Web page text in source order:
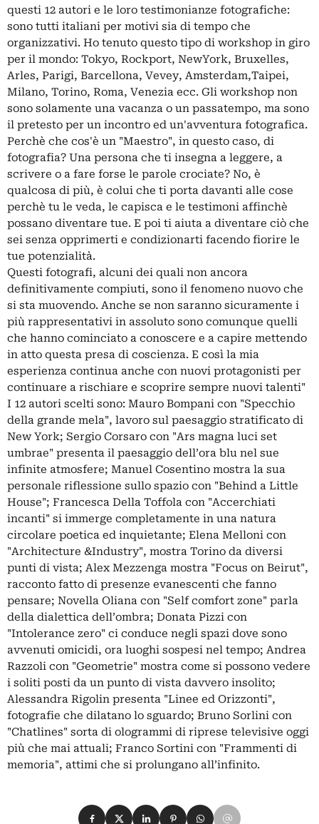
questi 12 autori e le loro testimonianze fotografiche:
sono tutti italiani per motivi sia di tempo che
organizzativi. Ho tenuto questo tipo di workshop in giro
per il mondo: Tokyo, Rockport, NewYork, Bruxelles,
Arles, Parigi, Barcellona, Vevey, Amsterdam,Taipei,
Milano, Torino, Roma, Venezia ecc. Gli workshop non
sono solamente una vacanza o un passatempo, ma sono
il pretesto per un incontro ed un'avventura fotografica.
Perchè che cos'è un "Maestro", in questo caso, di
fotografia? Una persona che ti insegna a leggere, a
scrivere o a fare forse le parole crociate? No, è
qualcosa di più, è colui che ti porta davanti alle cose
perchè tu le veda, le capisca e le testimoni affinchè
possano diventare tue. E poi ti aiuta a diventare ciò che
sei senza opprimerti e condizionarti facendo fiorire le
tue potenzialità.
Questi fotografi, alcuni dei quali non ancora
definitivamente compiuti, sono il fenomeno nuovo che
si sta muovendo. Anche se non saranno sicuramente i
più rappresentativi in assoluto sono comunque quelli
che hanno cominciato a conoscere e a capire mettendo
in atto questa presa di coscienza. E così la mia
esperienza continua anche con nuovi protagonisti per
continuare a rischiare e scoprire sempre nuovi talenti"
I 12 autori scelti sono: Mauro Bompani con "Specchio
della grande mela", lavoro sul paesaggio stratificato di
New York; Sergio Corsaro con "Ars magna luci set
umbrae" presenta il paesaggio dell’ora blu nel sue
infinite atmosfere; Manuel Cosentino mostra la sua
personale riflessione sullo spazio con "Behind a Little
House"; Francesca Della Toffola con "Accerchiati
incanti" si immerge completamente in una natura
circolare poetica ed inquietante; Elena Melloni con
"Architecture &Industry", mostra Torino da diversi
punti di vista; Alex Mezzenga mostra "Focus on Beirut",
racconto fatto di presenze evanescenti che fanno
pensare; Novella Oliana con "Self comfort zone" parla
della dialettica dell’ombra; Donata Pizzi con
"Intolerance zero" ci conduce negli spazi dove sono
avvenuti omicidi, ora luoghi sospesi nel tempo; Andrea
Razzoli con "Geometrie" mostra come si possono vedere
i soliti posti da un punto di vista davvero insolito;
Alessandra Rigolin presenta "Linee ed Orizzonti",
fotografie che dilatano lo sguardo; Bruno Sorlini con
"Chatlines" sorta di ologrammi di riprese televisive oggi
più che mai attuali; Franco Sortini con "Frammenti di
memoria", attimi che si prolungano all’infinito.
Condividi su Facebook
Condividi su X
Condividi su LinkedIn
Condividi su Pinterest
Condividi su WhatsApp
Condividi su Email